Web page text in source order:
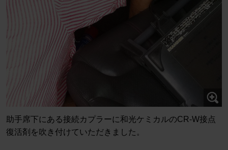
助手席下にある接続カプラーに和光ケミカルのCR-W接点
復活剤を吹き付けていただきました。